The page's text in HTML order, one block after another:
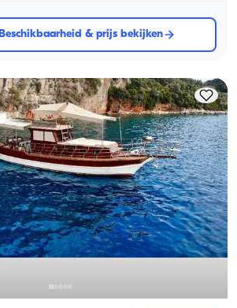
Beschikbaarheid & prijs bekijken